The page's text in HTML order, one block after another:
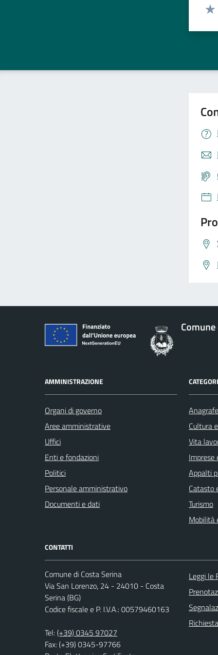
AMMINISTRAZIONE
Organi di governo
Aree amministrative
Uffici
Enti e fondazioni
Politici
Personale amministrativo
Documenti e dati
Cultura
Vita
Imprese
Appalti
Catasto
Turismo
Mobilità
CONTATTI
Comune di Costa Serina
Via San Lorenzo, 24 - 24010 - Costa
Serina (BG)
Codice fiscale e P. I.V.A.: 00579460163
Tel:(+39) 0345 97027
Fax: (+39) 0345-97766
Leggi le